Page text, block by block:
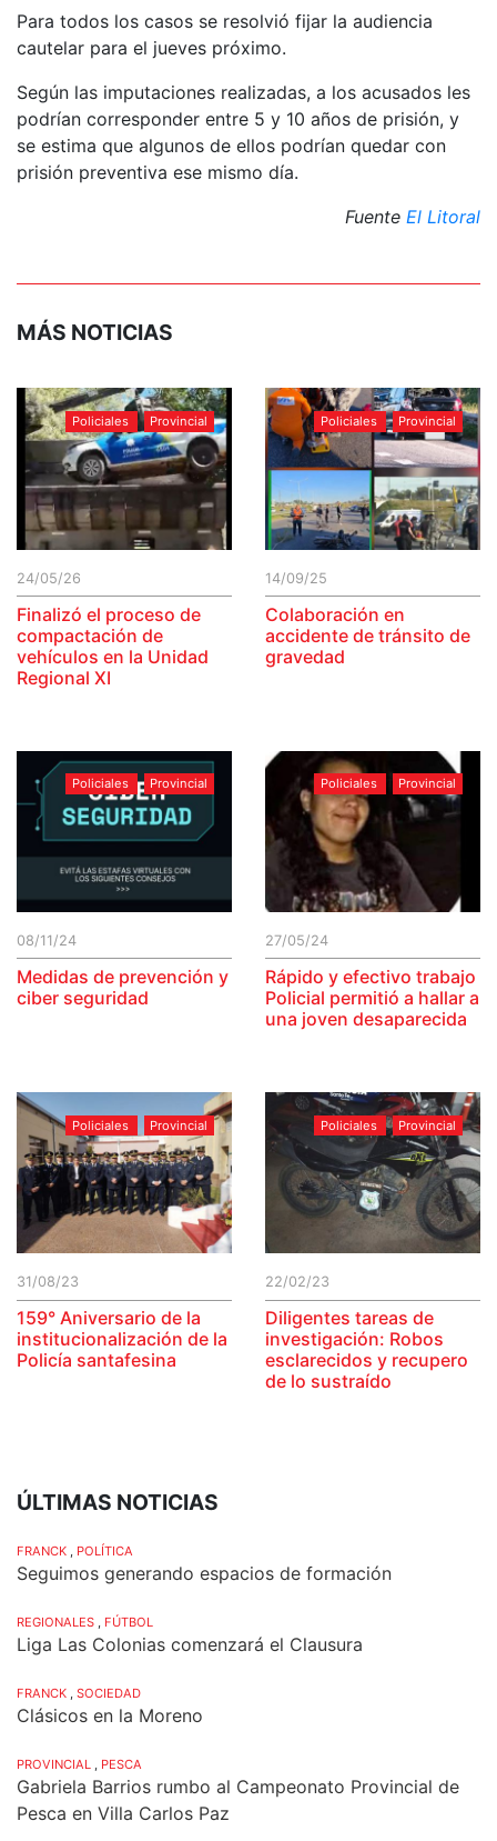
Para todos los casos se resolvió fijar la audiencia
cautelar para el jueves próximo.
Según las imputaciones realizadas, a los acusados les
podrían corresponder entre 5 y 10 años de prisión, y
se estima que algunos de ellos podrían quedar con
prisión preventiva ese mismo día.
Fuente El Litoral
MÁS NOTICIAS
Policiales Provincial
24/05/26
Finalizó el proceso de
compactación de
vehículos en la Unidad
Regional XI
Policiales Provincial
14/09/25
Colaboración en
accidente de tránsito de
gravedad
Policiales Provincial
08/11/24
Medidas de prevención y
ciber seguridad
Policiales Provincial
27/05/24
Rápido y efectivo trabajo
Policial permitió a hallar a
una joven desaparecida
Policiales Provincial
31/08/23
159° Aniversario de la
institucionalización de la
Policía santafesina
Policiales Provincial
22/02/23
Diligentes tareas de
investigación: Robos
esclarecidos y recupero
de lo sustraído
ÚLTIMAS NOTICIAS
FRANCK , POLÍTICA
Seguimos generando espacios de formación
REGIONALES , FÚTBOL
Liga Las Colonias comenzará el Clausura
FRANCK , SOCIEDAD
Clásicos en la Moreno
PROVINCIAL , PESCA
Gabriela Barrios rumbo al Campeonato Provincial de
Pesca en Villa Carlos Paz